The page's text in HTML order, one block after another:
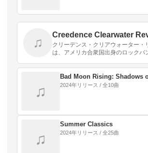
♫
Creedence Clearwater
クリーデンス・クリアウォーター・
は、アメリカ合衆国出身のロックバ
♫
Bad Moon Rising: Shadows
2024年リリース / 全10曲
♫
Summer Classics
2024年リリース / 全25曲